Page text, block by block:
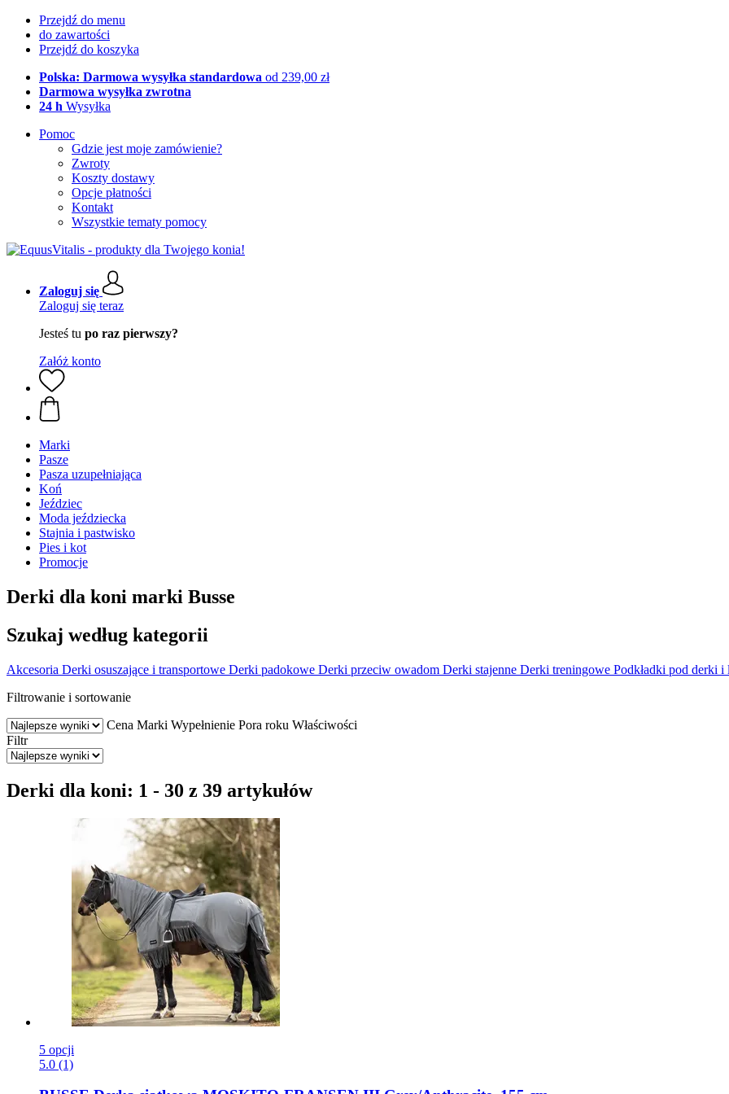
Przejdź do menu
do zawartości
Przejdź do koszyka
Polska: Darmowa wysyłka standardowa od 239,00 zł
Darmowa wysyłka zwrotna
24 h Wysyłka
Pomoc
Gdzie jest moje zamówienie?
Zwroty
Koszty dostawy
Opcje płatności
Kontakt
Wszystkie tematy pomocy
Zaloguj się
Zaloguj się teraz
Jesteś tu po raz pierwszy?
Załóż konto
Marki
Pasze
Pasza uzupełniająca
Koń
Jeździec
Moda jeździecka
Stajnia i pastwisko
Pies i kot
Promocje
Derki dla koni marki Busse
Szukaj według kategorii
Akcesoria Derki osuszające i transportowe Derki padokowe Derki przeciw owadom Derki stajenne Derki treningowe Podkładki pod derki i
Filtrowanie i sortowanie
Cena Marki Wypełnienie Pora roku Właściwości
Filtr
Derki dla koni: 1 - 30 z 39 artykułów
5 opcji
5.0 (1)